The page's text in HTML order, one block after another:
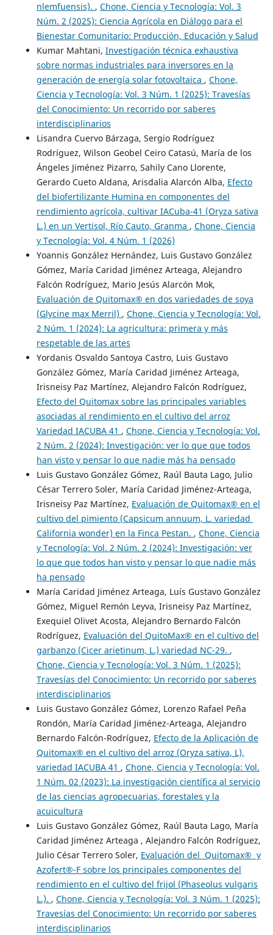
nlemfuensis). , Chone, Ciencia y Tecnología: Vol. 3
Núm. 2 (2025): Ciencia Agrícola en Diálogo para el
Bienestar Comunitario: Producción, Educación y Salud
Kumar Mahtani, Investigación técnica exhaustiva
sobre normas industriales para inversores en la
generación de energía solar fotovoltaica , Chone,
Ciencia y Tecnología: Vol. 3 Núm. 1 (2025): Travesías
del Conocimiento: Un recorrido por saberes
interdisciplinarios
Lisandra Cuervo Bárzaga, Sergio Rodríguez
Rodríguez, Wilson Geobel Ceiro Catasú, María de los
Ángeles Jiménez Pizarro, Sahily Cano Llorente,
Gerardo Cueto Aldana, Arisdalia Alarcón Alba, Efecto
del biofertilizante Humina en componentes del
rendimiento agrícola, cultivar IACuba-41 (Oryza sativa
L.) en un Vertisol, Río Cauto, Granma , Chone, Ciencia
y Tecnología: Vol. 4 Núm. 1 (2026)
Yoannis González Hernández, Luis Gustavo González
Gómez, María Caridad Jiménez Arteaga, Alejandro
Falcón Rodríguez, Mario Jesús Alarcón Mok,
Evaluación de Quitomax® en dos variedades de soya
(Glycine max Merril) , Chone, Ciencia y Tecnología: Vol.
2 Núm. 1 (2024): La agricultura: primera y más
respetable de las artes
Yordanis Osvaldo Santoya Castro, Luis Gustavo
González Gómez, María Caridad Jiménez Arteaga,
Irisneisy Paz Martínez, Alejandro Falcón Rodríguez,
Efecto del Quitomax sobre las principales variables
asociadas al rendimiento en el cultivo del arroz
Variedad IACUBA 41 , Chone, Ciencia y Tecnología: Vol.
2 Núm. 2 (2024): Investigación: ver lo que que todos
han visto y pensar lo que nadie más ha pensado
Luis Gustavo González Gómez, Raúl Bauta Lago, Julio
César Terrero Soler, María Caridad Jiménez-Arteaga,
Irisneisy Paz Martínez, Evaluación de Quitomax® en el
cultivo del pimiento (Capsicum annuum, L. variedad
California wonder) en la Finca Pestan. , Chone, Ciencia
y Tecnología: Vol. 2 Núm. 2 (2024): Investigación: ver
lo que que todos han visto y pensar lo que nadie más
ha pensado
María Caridad Jiménez Arteaga, Luís Gustavo González
Gómez, Miguel Remón Leyva, Irisneisy Paz Martínez,
Exequiel Olivet Acosta, Alejandro Bernardo Falcón
Rodríguez, Evaluación del QuitoMax® en el cultivo del
garbanzo (Cicer arietinum, L.) variedad NC-29. ,
Chone, Ciencia y Tecnología: Vol. 3 Núm. 1 (2025):
Travesías del Conocimiento: Un recorrido por saberes
interdisciplinarios
Luis Gustavo González Gómez, Lorenzo Rafael Peña
Rondón, María Caridad Jiménez-Arteaga, Alejandro
Bernardo Falcón-Rodríguez, Efecto de la Aplicación de
Quitomax® en el cultivo del arroz (Oryza sativa, L),
variedad IACUBA 41 , Chone, Ciencia y Tecnología: Vol.
1 Núm. 02 (2023): La investigación científica al servicio
de las ciencias agropecuarias, forestales y la
acuicultura
Luis Gustavo González Gómez, Raúl Bauta Lago, María
Caridad Jiménez Arteaga , Alejandro Falcón Rodríguez,
Julio César Terrero Soler, Evaluación del Quitomax® y
Azofert®-F sobre los principales componentes del
rendimiento en el cultivo del frijol (Phaseolus vulgaris
L.). , Chone, Ciencia y Tecnología: Vol. 3 Núm. 1 (2025):
Travesías del Conocimiento: Un recorrido por saberes
interdisciplinarios